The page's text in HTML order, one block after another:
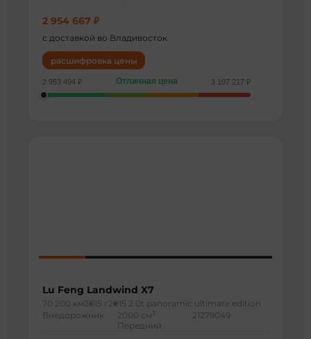
2 954 667 ₽
с доставкой во Владивосток
расшифровка цены
2 953 494 ₽ Отличная цена 3 107 217 ₽
Lu Feng Landwind X7
70 200 км2015 г 2015 2.0t panoramic ultimate edition
Внедорожник
2000 см 3
Передний
21279049